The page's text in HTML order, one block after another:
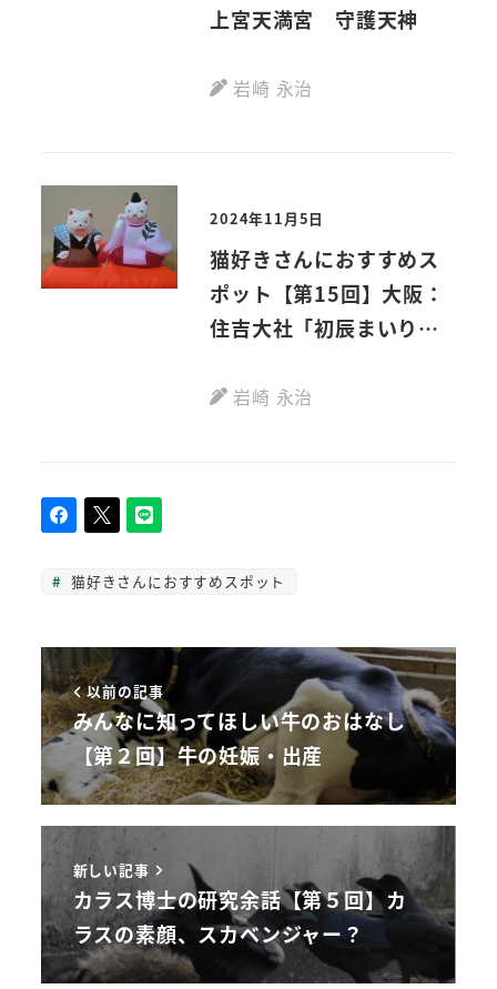
上宮天満宮 守護天神
岩崎 永治
2024年11月5日
猫好きさんにおすすめス
ポット【第15回】大阪：
住吉大社「初辰まいりの
岩崎 永治
猫好きさんにおすすめスポット
以前の記事
みんなに知ってほしい牛のおはなし
【第２回】牛の妊娠・出産
新しい記事
カラス博士の研究余話【第５回】カ
ラスの素顔、スカベンジャー？